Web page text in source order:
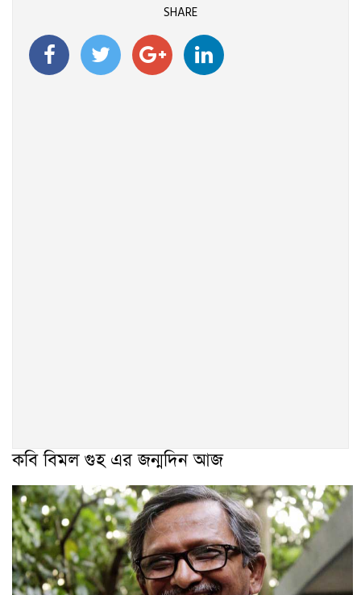
SHARE
কবি বিমল গুহ এর জন্মদিন আজ